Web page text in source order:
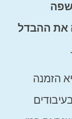
שפה
את ההבדל
הזמנה